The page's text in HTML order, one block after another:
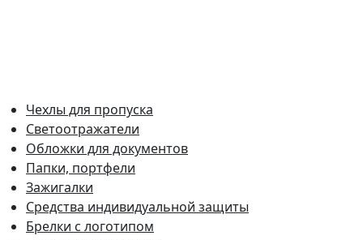
Чехлы для пропуска
Светоотражатели
Обложки для документов
Папки, портфели
Зажигалки
Средства индивидуальной защиты
Брелки с логотипом